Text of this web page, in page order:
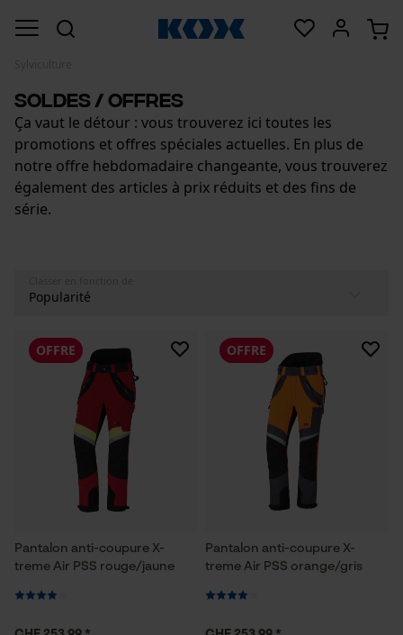
Soldes / Offres
Ça vaut le détour : vous trouverez ici toutes les
promotions et offres spéciales actuelles. En plus de
notre offre hebdomadaire changeante, vous trouverez
également des articles à prix réduits et des fins de
série.
Pantalon anti-coupure X-
treme Air PSS rouge/jaune
OFFRE
Pantalon anti-coupure X-
treme Air PSS orange/gris
OFFRE